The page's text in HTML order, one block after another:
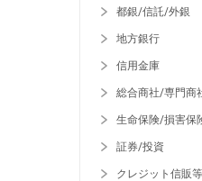
都銀/信託/外銀
地方銀行
信用金庫
総合商社/専門商
生命保険/損害保
証券/投資
クレジット信販等